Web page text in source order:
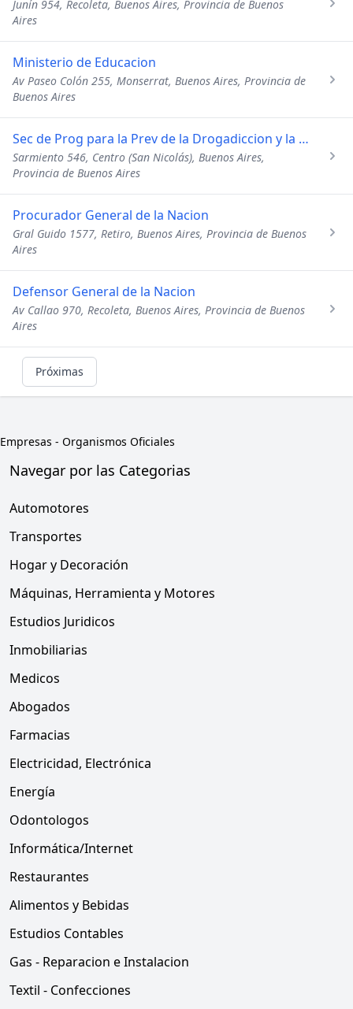
Junín 954, Recoleta, Buenos Aires, Provincia de Buenos
Aires
Ministerio de Educacion
Av Paseo Colón 255, Monserrat, Buenos Aires, Provincia de
Buenos Aires
Sec de Prog para la Prev de la Drogadiccion y la Lucha Contr
Sarmiento 546, Centro (San Nicolás), Buenos Aires,
Provincia de Buenos Aires
Procurador General de la Nacion
Gral Guido 1577, Retiro, Buenos Aires, Provincia de Buenos
Aires
Defensor General de la Nacion
Av Callao 970, Recoleta, Buenos Aires, Provincia de Buenos
Aires
Próximas
Empresas - Organismos Oficiales
Navegar por las Categorias
Automotores
Transportes
Hogar y Decoración
Máquinas, Herramienta y Motores
Estudios Juridicos
Inmobiliarias
Medicos
Abogados
Farmacias
Electricidad, Electrónica
Energía
Odontologos
Informática/Internet
Restaurantes
Alimentos y Bebidas
Estudios Contables
Gas - Reparacion e Instalacion
Textil - Confecciones